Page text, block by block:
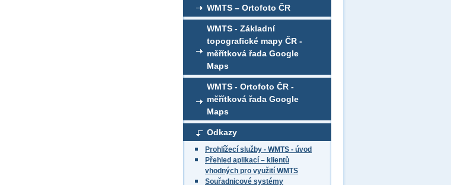
WMTS – Ortofoto ČR
WMTS - Základní
topografické mapy ČR -
měřítková řada Google
Maps
WMTS - Ortofoto ČR -
měřítková řada Google
Maps
Odkazy
Prohlížecí služby - WMTS - úvod
Přehled aplikací – klientů
vhodných pro využití WMTS
Souřadnicové systémy